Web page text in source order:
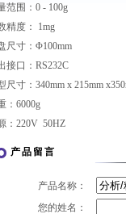
范围：0 - 100g
精度： 1mg
尺寸：Φ100mm
接口：RS232C
尺寸：340mm x 215mm
：6000g
：220V 50HZ
产品留言
产品名称：
您的姓名：